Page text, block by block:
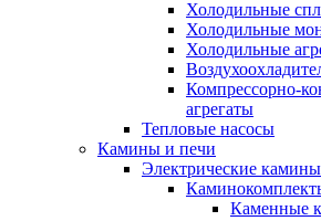
Холодильные
Холодильные
Холодильные
Компрессорно-
агрегаты
Тепловые насосы
Камины и печи
Электрические камины
Каменные